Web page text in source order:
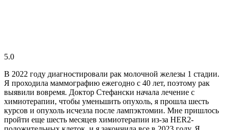
5.0
В 2022 году диагностировали рак молочной железы 1 стадии.
Я проходила маммографию ежегодно с 40 лет, поэтому рак
выявили вовремя. Доктор Стефански начала лечение с
химиотерапии, чтобы уменьшить опухоль, я прошла шесть
курсов и опухоль исчезла после лампэктомии. Мне пришлось
пройти еще шесть месяцев химиотерапии из-за HER2-